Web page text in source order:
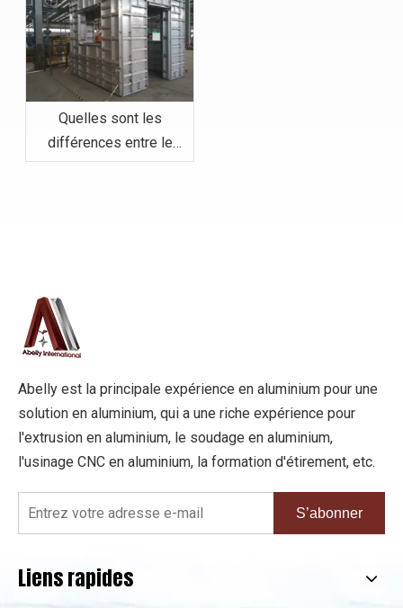
Quelles sont les
différences entre le
coffrage en acier et le
Abelly est la principale expérience en aluminium pour une
solution en aluminium, qui a une riche expérience pour
l'extrusion en aluminium, le soudage en aluminium,
l'usinage CNC en aluminium, la formation d'étirement, etc.
S’abonner
Liens rapides